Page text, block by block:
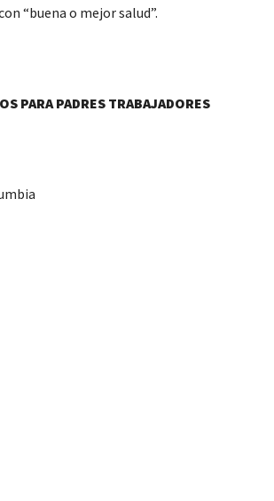
“buena o mejor salud”.
PARA PADRES TRABAJADORES